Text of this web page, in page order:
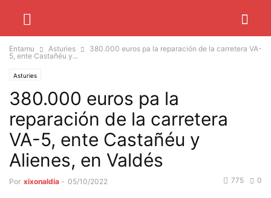
Entamu Asturies
380.000 euros pa la reparación de la carretera VA-
5, ente Castañéu y...
Asturies
380.000 euros pa la
reparación de la carretera
VA-5, ente Castañéu y
Alienes, en Valdés
Por xixonaldia - 05/10/2022 0
775